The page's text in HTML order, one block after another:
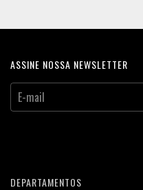
ASSINE NOSSA NEWSLETTER
DEPARTAMENTOS